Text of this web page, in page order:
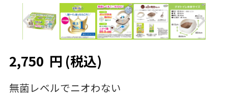
りに
登録
シ
ェ
ア
Previous Next
2,750 円 (税込)
無菌レベルでニオわない